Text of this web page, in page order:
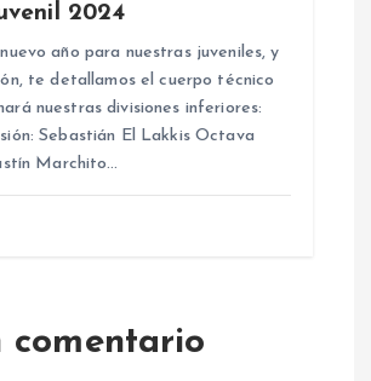
2024
año para nuestras juveniles, y
te detallamos el cuerpo técnico
nuestras divisiones inferiores:
Sebastián El Lakkis Octava
Marchito…
comentario